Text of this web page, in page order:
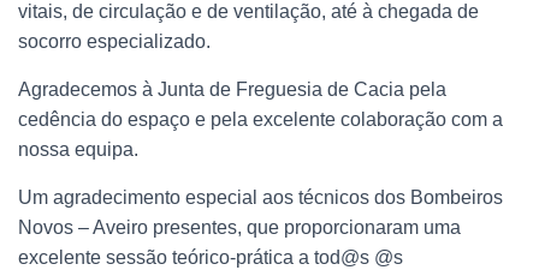
vitais, de circulação e de ventilação, até à chegada de
socorro especializado.
Agradecemos à Junta de Freguesia de Cacia pela
cedência do espaço e pela excelente colaboração com a
nossa equipa.
Um agradecimento especial aos técnicos dos Bombeiros
Novos – Aveiro presentes, que proporcionaram uma
excelente sessão teórico-prática a tod@s @s